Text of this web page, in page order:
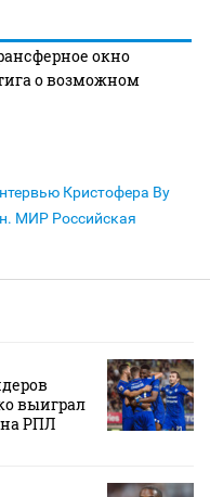
окно
о возможном
Кристофера Ву
МИР Российская
выиграл
РПЛ